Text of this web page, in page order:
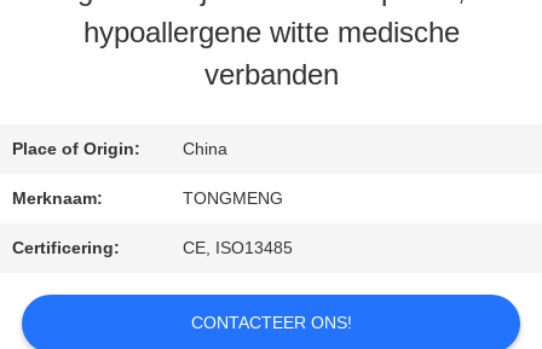
CONTACTEER
ONS
EEN
hypoallergene witte medische
verbanden
Place of Origin: China
Merknaam: TONGMENG
Certificering: CE, ISO13485
CONTACTEER ONS!